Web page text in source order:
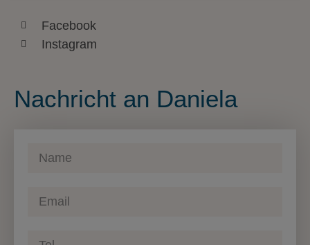
Facebook
Instagram
Nachricht an Daniela